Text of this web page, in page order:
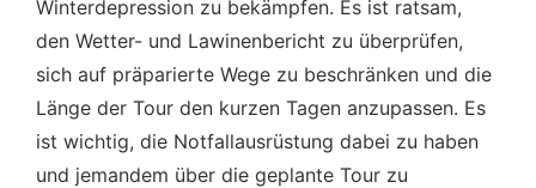
Winterdepression zu bekämpfen. Es ist ratsam,
den Wetter- und Lawinenbericht zu überprüfen,
sich auf präparierte Wege zu beschränken und die
Länge der Tour den kurzen Tagen anzupassen. Es
ist wichtig, die Notfallausrüstung dabei zu haben
und jemandem über die geplante Tour zu